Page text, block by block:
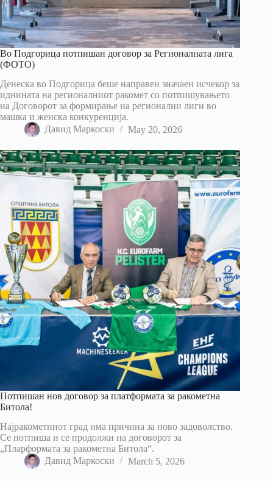
Во Подгорица потпишан договор за Регионалната лига
(ФОТО)
Денеска во Подгорица беше направен значаен исчекор за
иднината на регионалниот ракомет со потпишувањето
на Договорот за формирање на регионални лиги во
машка и женска конкуренција.
Давид Маркоски
May 20, 2026
Потпишан нов договор за платформата за ракометна
Битола!
Најракометниот град има причина за ново задоволство.
Се потпиша и се продолжи на договорот за
„Пларформата за ракометна Битола“.
Давид Маркоски
March 5, 2026